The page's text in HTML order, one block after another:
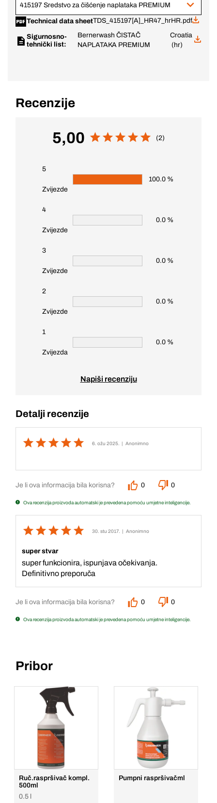
415197 Sredstvo za čišćenje naplataka PREMIUM
Technical data sheetTDS_415197[A]_HR47_hrHR.pdf
Sigurnosno-
tehnički list:
Bernerwash ČISTAČ
NAPLATAKA PREMIUM
Croatia
(hr)
Recenzije
5,00 (2)
5
Zvijezde
100.0 %
4
Zvijezde
0.0 %
3
Zvijezde
0.0 %
2
Zvijezde
0.0 %
1
Zvijezda
0.0 %
Napiši recenziju
Detalji recenzije
6. ožu 2025. | Anonimno
Je li ova informacija bila korisna? 0 0
Ova recenzija proizvoda automatski je prevedena pomoću umjetne inteligencije.
30. stu 2017. | Anonimno
super stvar
super funkcionira, ispunjava očekivanja.
Definitivno preporuča
Je li ova informacija bila korisna? 0 0
Ova recenzija proizvoda automatski je prevedena pomoću umjetne inteligencije.
Pribor
Ruč.raspršivač kompl.
500ml
0.5 l
Pumpni raspršivačml